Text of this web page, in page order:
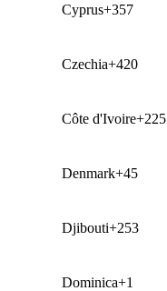
Cyprus+357
Czechia+420
Côte d'Ivoire+225
Denmark+45
Djibouti+253
Dominica+1